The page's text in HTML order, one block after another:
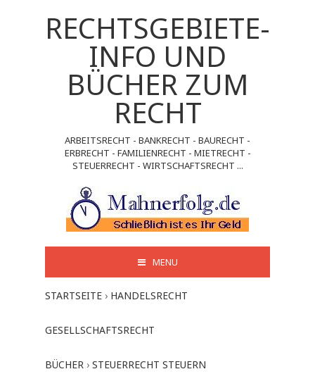
RECHTSGEBIETE-
INFO UND
BÜCHER ZUM
RECHT
ARBEITSRECHT - BANKRECHT - BAURECHT -
ERBRECHT - FAMILIENRECHT - MIETRECHT -
STEUERRECHT - WIRTSCHAFTSRECHT ...
MENU
STARTSEITE › HANDELSRECHT
GESELLSCHAFTSRECHT
BÜCHER › STEUERRECHT STEUERN